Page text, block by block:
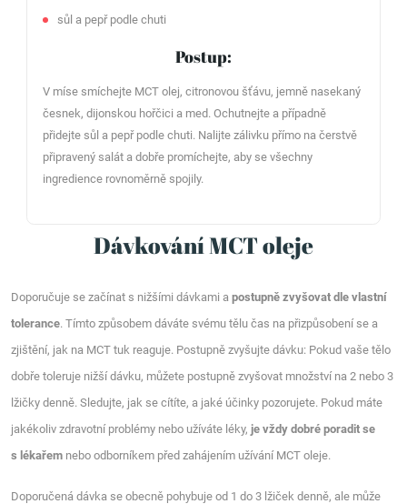
sůl a pepř podle chuti
Postup:
V míse smíchejte MCT olej, citronovou šťávu, jemně nasekaný
česnek, dijonskou hořčici a med. Ochutnejte a případně
přidejte sůl a pepř podle chuti. Nalijte zálivku přímo na čerstvě
připravený salát a dobře promíchejte, aby se všechny
ingredience rovnoměrně spojily.
Dávkování MCT oleje
Doporučuje se začínat s nižšími dávkami apostupně zvyšovat dle vlastní
tolerance. Tímto způsobem dáváte svému tělu čas na přizpůsobení se a
zjištění, jak na MCT tuk reaguje. Postupně zvyšujte dávku: Pokud vaše tělo
dobře toleruje nižší dávku, můžete postupně zvyšovat množství na 2 nebo 3
lžičky denně. Sledujte, jak se cítíte, a jaké účinky pozorujete. Pokud máte
jakékoliv zdravotní problémy nebo užíváte léky, je vždy dobré poradit se
s lékařem nebo odborníkem před zahájením užívání MCT oleje.
Doporučená dávka se obecně pohybuje od 1 do 3 lžiček denně, ale může